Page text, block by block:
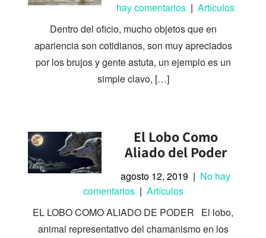
hay comentarios |Artículos
Dentro del oficio, mucho objetos que en
apariencia son cotidianos, son muy apreciados
por los brujos y gente astuta, un ejemplo es un
simple clavo, […]
El Lobo Como
Aliado del Poder
agosto 12, 2019 | No hay
comentarios | Artículos
EL LOBO COMO ALIADO DE PODER El lobo,
animal representativo del chamanismo en los